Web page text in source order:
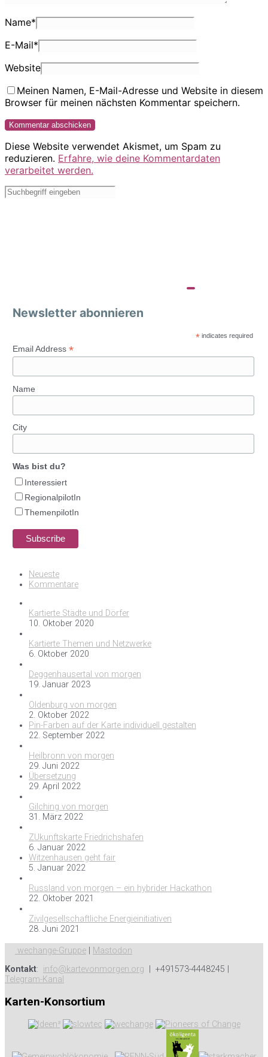
Name*
E-Mail*
Website
Meinen Namen, E-Mail-Adresse und Website in diesem
Browser für meinen nächsten Kommentar speichern.
Diese Website verwendet Akismet, um Spam zu
reduzieren. Erfahre, wie deine Kommentardaten
verarbeitet werden.
Newsletter abonnieren
* indicates required
Email Address *
Name
City
Was bist du?
Interessiert
RegionalpilotIn
ThemenpilotIn
Neueste
Kommentare
Kartierte Städte und Dörfer
10. Oktober 2020
Kartierte Themen und Netzwerke
6. Oktober 2020
Deggenhausertal von morgen
19. Januar 2023
Oldenburg von morgen
2. Oktober 2022
Pin-Farben auf der Karte individuell gestalten
22. September 2022
Heilbronn von morgen
29. Juni 2022
Übersetzung
29. April 2022
Gilching von morgen
31. März 2022
ZUkunftskarte Friedrichshafen
6. Januar 2022
Witzenhausen geht fair
5. Januar 2022
Russland von morgen – ein hybrider Hackathon
22. Oktober 2021
Zivilgesellschaftliche Energieinitiativen
28. Juni 2021
wechange-Gruppe
Mastodon
Kontakt: info@kartevonmorgen.org | +491573-4448245 |
Telegram-Kanal
Karten-Konsortium